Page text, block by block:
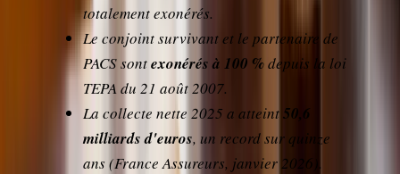
totalement exonérés.
Le conjoint survivant et le partenaire de
PACS sontexonérés à 100 %depuis la loi
TEPA du 21 août 2007.
La collecte nette 2025 a atteint50,6
milliards d'euros, un record sur quinze
ans (France Assureurs, janvier 2026).